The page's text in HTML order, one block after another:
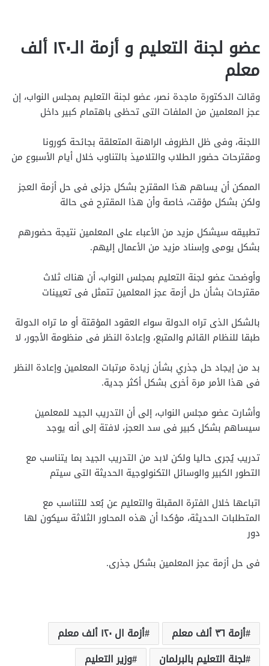
عضو لجنة التعليم و أزمة الـ١٢٠ ألف
معلم
وقالت الدكتورة ماجدة نصر، عضو لجنة التعليم بمجلس النواب، إن
عجز المعلمين من الملفات التى تحظى باهتمام كبير داخل
اللجنة، وفى ظل الظروف الراهنة المتعلقة بجائحة كورونا
ومقترحات حضور الطلاب والتلاميذ بالتناوب خلال أيام الأسبوع من
الممكن أن يساهم هذا المقترح بشكل جزئى فى حل أزمة العجز
ولكن بشكل مؤقت، خاصة وأن هذا المقترح فى حالة
تطبيقه سيشكل مزيد من الأعباء على المعلمين نتيجة حضورهم
بشكل يومى وإسناد مزيد من الأعمال إليهم.
وأوضحت عضو لجنة التعليم بمجلس النواب، أن هناك ثلاث
مقترحات بشأن حل أزمة عجز المعلمين تتمثل فى تعيينات
بالشكل الذى تراه الدولة سواء العقود المؤقتة أو ما تراه الدولة
طبقا للنظام القائم والمتبع، وإعادة النظر فى منظومة الأجور، لا
بد من إيجاد حل جذري بشأن زيادة مرتبات المعلمين وإعادة النظر
فى هذا الأمر مرة أخرى بشكل أكثر جدية.
وأشارت عضو مجلس النواب، إلى أن التدريب الجيد للمعلمين
سيساهم بشكل كبير فى سد العجز، لافتة إلى أنه يوجد
تدريب يُجرى حاليا ولكن لابد من التدريب الجيد بما يتناسب مع
التطور الكبير والوسائل التكنولوجية الحديثة التى سيتم
اتباعها خلال الفترة المقبلة والتعليم عن بُعد للتناسب مع
المتطلبات الحديثة، مؤكدا أن هذه المحاور الثلاثة سيكون لها
دور
فى حل أزمة عجز المعلمين بشكل جذرى.
أزمة ٣٦ ألف معلم
أزمة ال ١٢٠ ألف معلم
لجنة التعليم بالبرلمان
وزير التعليم